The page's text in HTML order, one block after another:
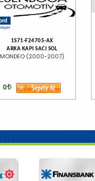
1S71-F24705-AX
ARKA KAPI SACI SOL
MONDEO (2000-2007)
0